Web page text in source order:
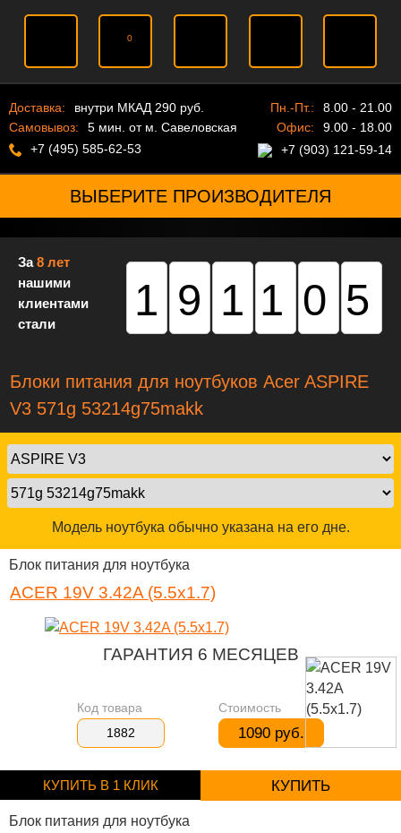
0
Доставка:
внутри МКАД 290 руб.
Самовывоз:
5 мин. от м. Савеловская
+7 (495) 585-62-53
Пн.-Пт.:
8.00 - 21.00
Офис:
9.00 - 18.00
+7 (903) 121-59-14
ВЫБЕРИТЕ ПРОИЗВОДИТЕЛЯ
За8 лет
нашими
клиентами
стали
191105
Блоки питания для ноутбуков Acer ASPIRE
V3 571g 53214g75makk
Модель ноутбука обычно указана на его дне.
Блок питания для ноутбука
ACER 19V 3.42A (5.5x1.7)
ГАРАНТИЯ 6 МЕСЯЦЕВ
Код товара
1882
Стоимость
1090 руб.
КУПИТЬ В 1 КЛИК КУПИТЬ
Блок питания для ноутбука